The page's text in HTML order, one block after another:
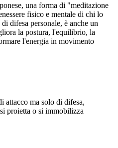
una forma di "meditazione
fisico e mentale di chi lo
difesa personale, è anche un
la postura, l'equilibrio, la
l'energia in movimento
attacco ma solo di difesa,
proietta o si immobilizza